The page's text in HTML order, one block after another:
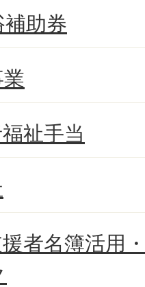
助券
祉手当
者名簿活用